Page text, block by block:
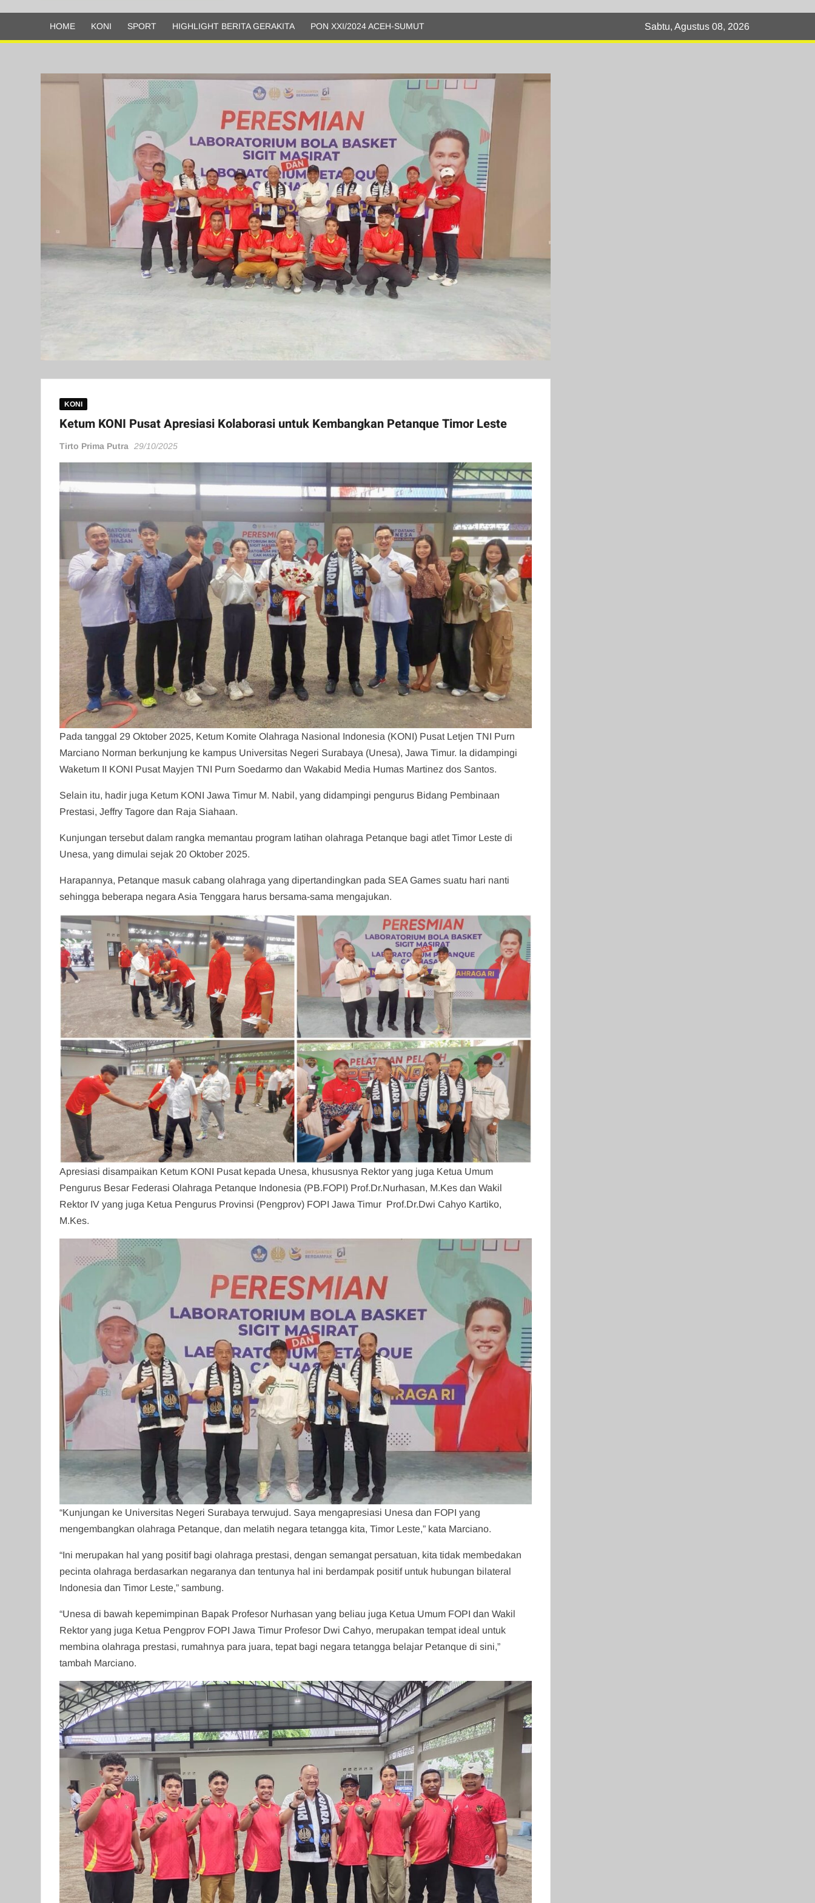
Olahraga
HOME KONI SPORT HIGHLIGHT BERITA GERAKITA PON XXI/2024 ACEH-SUMUT Sabtu, Agustus 08, 2026
KONI
Ketum KONI Pusat Apresiasi Kolaborasi untuk Kembangkan Petanque Timor Leste
Tirto Prima Putra 29/10/2025
Pada tanggal 29 Oktober 2025, Ketum Komite Olahraga Nasional Indonesia (KONI) Pusat Letjen TNI Purn
Marciano Norman berkunjung ke kampus Universitas Negeri Surabaya (Unesa), Jawa Timur. Ia didampingi
Waketum II KONI Pusat Mayjen TNI Purn Soedarmo dan Wakabid Media Humas Martinez dos Santos.
Selain itu, hadir juga Ketum KONI Jawa Timur M. Nabil, yang didampingi pengurus Bidang Pembinaan
Prestasi, Jeffry Tagore dan Raja Siahaan.
Kunjungan tersebut dalam rangka memantau program latihan olahraga Petanque bagi atlet Timor Leste di
Unesa, yang dimulai sejak 20 Oktober 2025.
Harapannya, Petanque masuk cabang olahraga yang dipertandingkan pada SEA Games suatu hari nanti
sehingga beberapa negara Asia Tenggara harus bersama-sama mengajukan.
Apresiasi disampaikan Ketum KONI Pusat kepada Unesa, khususnya Rektor yang juga Ketua Umum
Pengurus Besar Federasi Olahraga Petanque Indonesia (PB.FOPI) Prof.Dr.Nurhasan, M.Kes dan Wakil
Rektor IV yang juga Ketua Pengurus Provinsi (Pengprov) FOPI Jawa Timur Prof.Dr.Dwi Cahyo Kartiko,
M.Kes.
“Kunjungan ke Universitas Negeri Surabaya terwujud. Saya mengapresiasi Unesa dan FOPI yang
mengembangkan olahraga Petanque, dan melatih negara tetangga kita, Timor Leste,” kata Marciano.
“Ini merupakan hal yang positif bagi olahraga prestasi, dengan semangat persatuan, kita tidak membedakan
pecinta olahraga berdasarkan negaranya dan tentunya hal ini berdampak positif untuk hubungan bilateral
Indonesia dan Timor Leste,” sambung.
“Unesa di bawah kepemimpinan Bapak Profesor Nurhasan yang beliau juga Ketua Umum FOPI dan Wakil
Rektor yang juga Ketua Pengprov FOPI Jawa Timur Profesor Dwi Cahyo, merupakan tempat ideal untuk
membina olahraga prestasi, rumahnya para juara, tepat bagi negara tetangga belajar Petanque di sini,”
tambah Marciano.